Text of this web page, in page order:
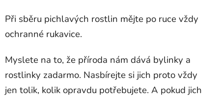
Při sběru pichlavých rostlin mějte po ruce vždy
ochranné rukavice.
Myslete na to, že příroda nám dává bylinky a
rostlinky zadarmo. Nasbírejte si jich proto vždy
jen tolik, kolik opravdu potřebujete. A pokud jich